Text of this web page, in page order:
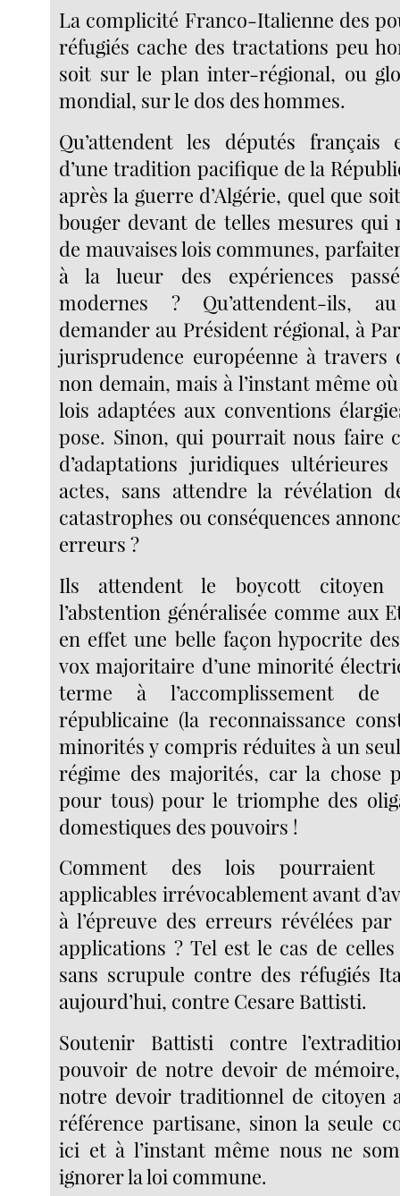
La complicité Franco-Italienne des
réfugiés cache des tractations peu
soit sur le plan inter-régional, ou
mondial, sur le dos des hommes.
Qu’attendent les députés français
d’une tradition pacifique de la
après la guerre d’Algérie, quel que
bouger devant de telles mesures qui
de mauvaises lois communes,
à la lueur des expériences
modernes ? Qu’attendent-ils,
demander au Président régional, à
jurisprudence européenne à travers
non demain, mais à l’instant même
lois adaptées aux conventions
pose. Sinon, qui pourrait nous faire
d’adaptations juridiques ultérieures
actes, sans attendre la révélation
catastrophes ou conséquences
erreurs ?
Ils attendent le boycott citoyen
l’abstention généralisée comme aux
en effet une belle façon hypocrite
vox majoritaire d’une minorité
terme à l’accomplissement de
républicaine (la reconnaissance
minorités y compris réduites à un
régime des majorités, car la chose
pour tous) pour le triomphe des
domestiques des pouvoirs !
Comment des lois pourraient
applicables irrévocablement avant
à l’épreuve des erreurs révélées
applications ? Tel est le cas de
sans scrupule contre des réfugiés
aujourd’hui, contre Cesare Battisti.
Soutenir Battisti contre
pouvoir de notre devoir de
notre devoir traditionnel de citoyen
référence partisane, sinon la seule
ici et à l’instant même nous ne
ignorer la loi commune.